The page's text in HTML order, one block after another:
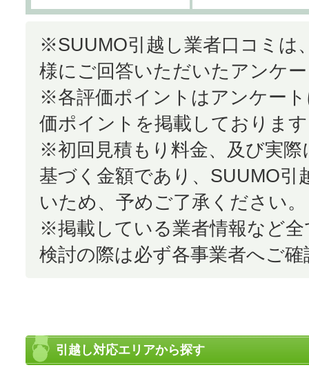
※SUUMO引越し業者口コミは
様にご回答いただいたアンケ
※各評価ポイントはアンケー
価ポイントを掲載しておりま
※初回見積もり料金、及び実
基づく金額であり、SUUMO
いため、予めご了承ください。
※掲載している業者情報など
検討の際は必ず各事業者へご
引越し対応エリアから探す